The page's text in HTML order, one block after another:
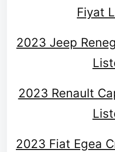
Fiyat
2023 Jeep
2023 Renault
2023 Fiat Egea